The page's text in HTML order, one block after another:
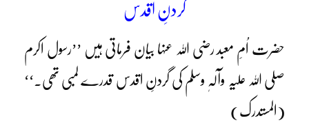
گردنِ اقدس
حضرت اُمِ معبد رضی اللہ عنہا بیان فرماتی ہیں ’’رسول اکرم
صلی اللہ علیہ وآلہٖ وسلم کی گردنِ اقدس قدرے لمبی تھی۔‘‘
(المستدرک)